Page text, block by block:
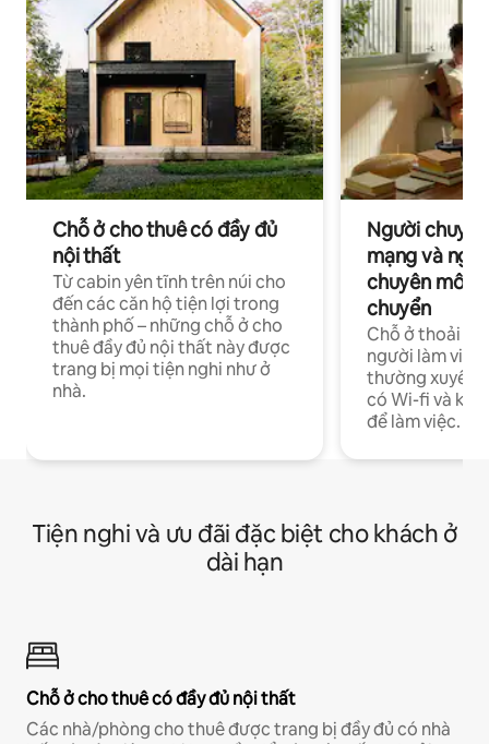
Chỗ ở cho thuê có đầy đủ
nội thất
Từ cabin yên tĩnh trên núi cho
đến các căn hộ tiện lợi trong
thành phố – những chỗ ở cho
thuê đầy đủ nội thất này được
trang bị mọi tiện nghi như ở
nhà.
Người
mạng và
chuyên môn
chuyển
Chỗ ở thoải
người làm việc
thường xuyên
có Wi-fi và
để làm việc.
Tiện nghi và ưu đãi đặc biệt cho khách ở
dài hạn
Chỗ ở cho thuê có đầy đủ nội thất
Các nhà/phòng cho thuê được trang bị đầy đủ có nhà